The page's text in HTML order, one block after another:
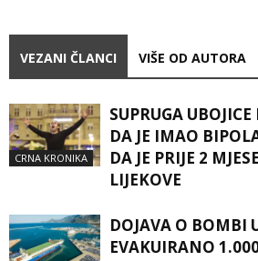
VEZANI ČLANCI VIŠE OD AUTORA
CRNA KRONIKA
SUPRUGA
DA JE IMAO
DA JE PRIJE 2
LIJEKOVE
DOJAVA O BOMBI
EVAKUIRANO